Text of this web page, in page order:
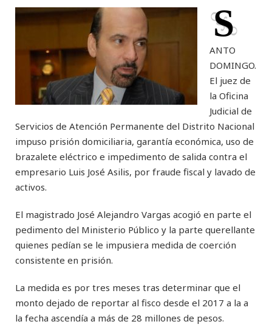
S
ANTO
DOMINGO.
El juez de
la Oficina
Judicial de
Servicios de Atención Permanente del Distrito Nacional
impuso prisión domiciliaria, garantía económica, uso de
brazalete eléctrico e impedimento de salida contra el
empresario Luis José Asilis, por fraude fiscal y lavado de
activos.
El magistrado José Alejandro Vargas acogió en parte el
pedimento del Ministerio Público y la parte querellante
quienes pedían se le impusiera medida de coerción
consistente en prisión.
La medida es por tres meses tras determinar que el
monto dejado de reportar al fisco desde el 2017 a la a
la fecha ascendía a más de 28 millones de pesos.